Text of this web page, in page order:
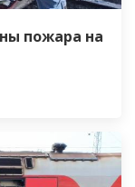
пожара на